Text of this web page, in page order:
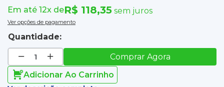
Em até 12x deR$ 118,35 sem juros
Ver opções de pagamento
Quantidade:
Comprar Agora
Adicionar Ao Carrinho